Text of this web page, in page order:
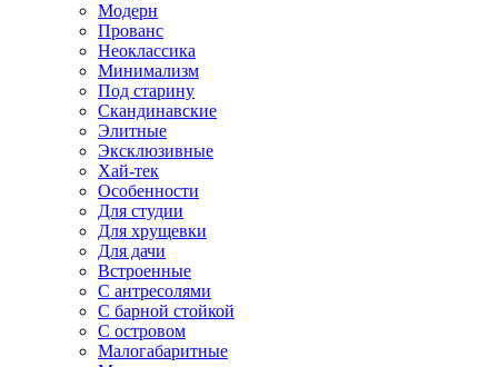
Модерн
Прованс
Неоклассика
Минимализм
Под старину
Скандинавские
Элитные
Эксклюзивные
Хай-тек
Особенности
Для студии
Для хрущевки
Для дачи
Встроенные
С антресолями
С барной стойкой
С островом
Малогабаритные